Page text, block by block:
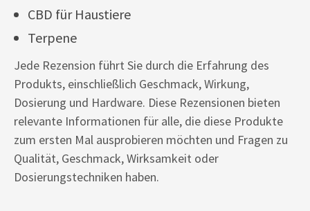
CBD für Haustiere
Terpene
Jede Rezension führt Sie durch die Erfahrung des
Produkts, einschließlich Geschmack, Wirkung,
Dosierung und Hardware. Diese Rezensionen bieten
relevante Informationen für alle, die diese Produkte
zum ersten Mal ausprobieren möchten und Fragen zu
Qualität, Geschmack, Wirksamkeit oder
Dosierungstechniken haben.